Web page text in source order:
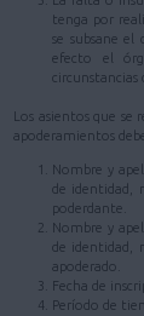
tenga por
se subsane el
efecto el
circunstancias
Los asientos que se
apoderamientos
Nombre y
de identidad,
poderdante.
Nombre y
de identidad,
apoderado.
Fecha de
Período de